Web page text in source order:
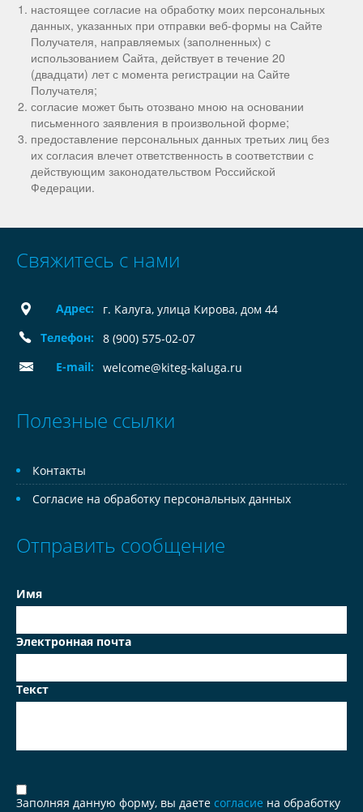
настоящее согласие на обработку моих персональных
данных, указанных при отправки веб-формы на Сайте
Получателя, направляемых (заполненных) с
использованием Cайта, действует в течение 20
(двадцати) лет с момента регистрации на Cайте
Получателя;
согласие может быть отозвано мною на основании
письменного заявления в произвольной форме;
предоставление персональных данных третьих лиц без
их согласия влечет ответственность в соответствии с
действующим законодательством Российской
Федерации.
Свяжитесь с нами
Адрес:
г. Калуга, улица Кирова, дом 44
Телефон:
8 (900) 575-02-07
E-mail:
welcome@kiteg-kaluga.ru
Полезные ссылки
Контакты
Согласие на обработку персональных данных
Отправить сообщение
Имя
Электронная почта
Текст
Заполняя данную форму, вы даете согласие на обработку